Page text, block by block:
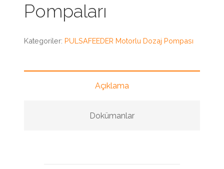
Pompaları
Kategoriler: PULSAFEEDER Motorlu Dozaj Pompası
Açıklama
Dokümanlar